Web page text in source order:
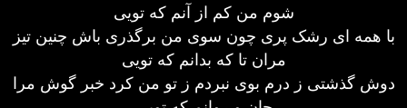
شوم من کم از آنم که تویی
با همه ای رشک پری چون سوی من برگذری باش چنین تیز
مران تا که بدانم که تویی
دوش گذشتی ز درم بوی نبردم ز تو من کرد خبر گوش مرا